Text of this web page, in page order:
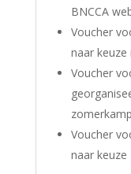
BNCCA
Voucher
naar keuze
Voucher
Voucher
naar keuze